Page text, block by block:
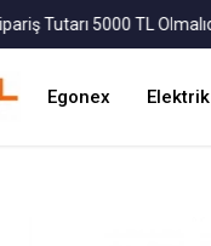
5000 TL Olmalıdır.
Egonex Elektrik